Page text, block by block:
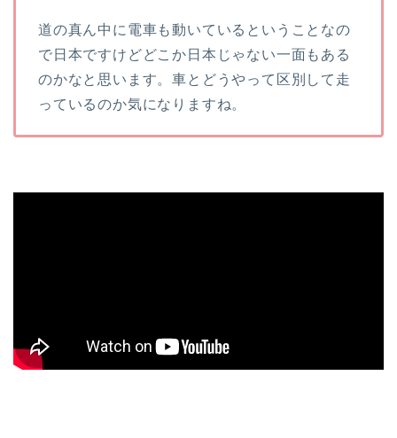
道の真ん中に電車も動いているということなの
で日本ですけどどこか日本じゃない一面もある
のかなと思います。車とどうやって区別して走
っているのか気になりますね。